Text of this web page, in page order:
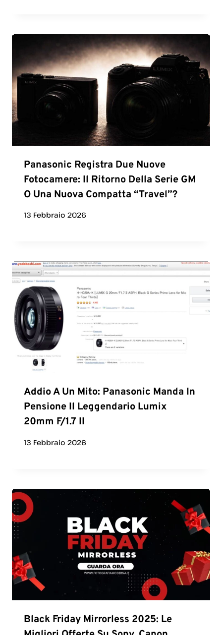
Panasonic Registra Due Nuove
Fotocamere: Il Ritorno Della Serie GM
O Una Nuova Compatta “Travel”?
13 Febbraio 2026
Addio A Un Mito: Panasonic Manda In
Pensione Il Leggendario Lumix
20mm F/1.7 II
13 Febbraio 2026
Black Friday Mirrorless 2025: Le